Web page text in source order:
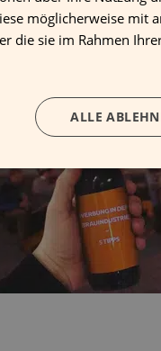
möglicherweise mit
die sie im Rahmen
ALLE